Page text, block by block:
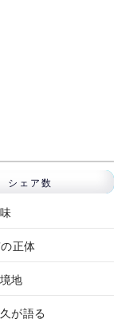
シェア数
正体
地
が語る